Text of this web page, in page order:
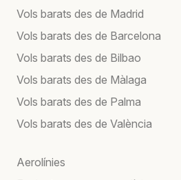
Vols barats des de Madrid
Vols barats des de Barcelona
Vols barats des de Bilbao
Vols barats des de Màlaga
Vols barats des de Palma
Vols barats des de València
Aerolínies